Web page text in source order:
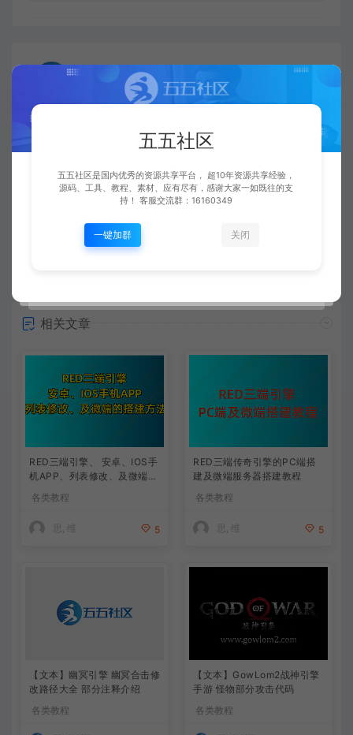
五五社区 生成海报 复制本文链接
网站变成黑白色或是灰色的几种方法+文字教程
常见问题
相关文章
RED三端引擎、 安卓、IOS手
机APP、列表修改、及微端的
各类教程
思, 维 5
RED三端传奇引擎的PC端搭
建及微端服务器搭建教程
各类教程
思, 维 5
【文本】幽冥引擎 幽冥合击修
改路径大全 部分注释介绍
各类教程
【文本】GowLom2战神引擎
手游 怪物部分攻击代码
各类教程
五五社区
五五社区是国内优秀的资源共享平台， 超10年资源共享经验，
源码、工具、教程、素材、应有尽有，感谢大家一如既往的支
持！ 客服交流群：16160349
一键加群 关闭